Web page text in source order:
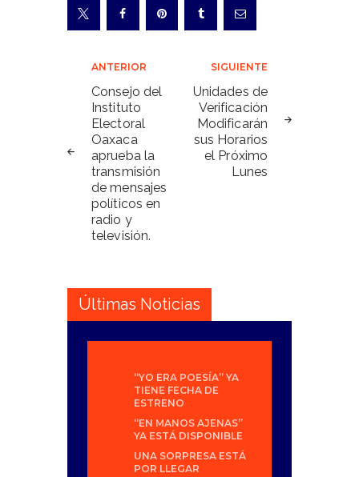
Navegación
de
entradas
ANTERIOR
Consejo del
Instituto
Electoral
Oaxaca
aprueba la
transmisión
de mensajes
políticos en
radio y
televisión.
SIGUIENTE
Unidades de
Verificación
Modificarán
sus Horarios
el Próximo
Lunes
Últimas Noticias
“YO ERA POESÍA” YA
TIENE FECHA DE
ESTRENO
“EN MANOS AJENAS”
YA ESTÁ DISPONIBLE
UNA SORPRESA ESTÁ
POR LLEGAR